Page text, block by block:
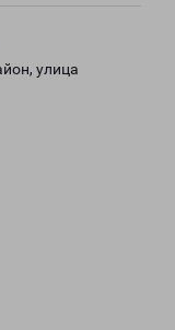
улица